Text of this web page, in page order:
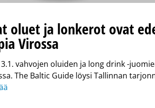
oluet ja lonkerot ovat
Virossa
vahvojen oluiden ja long drink -
The Baltic Guide löysi Tallinnan